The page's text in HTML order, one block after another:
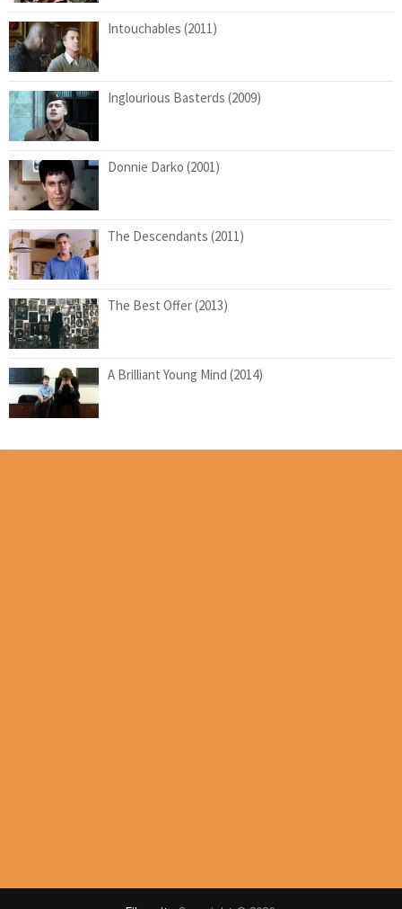
Intouchables (2011)
Inglourious Basterds (2009)
Donnie Darko (2001)
The Descendants (2011)
The Best Offer (2013)
A Brilliant Young Mind (2014)